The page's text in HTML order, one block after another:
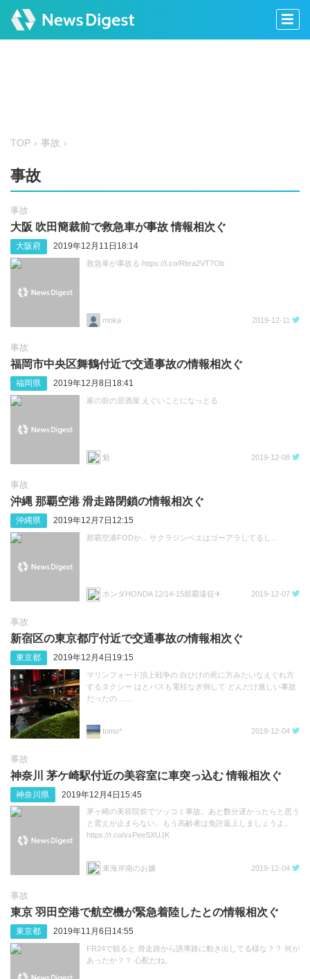
TOP 事故
事故
事故
大阪 吹田簡裁前で救急車が事故 情報相次ぐ
大阪府 2019年12月11日18:14
救急車が事故る https://t.co/Rbra2VT7Ob
moka 2019-12-11
事故
福岡市中央区舞鶴付近で交通事故の情報相次ぐ
福岡県 2019年12月8日18:41
家の前の居酒屋 えぐいことになっとる
魁 2019-12-08
事故
沖縄 那覇空港 滑走路閉鎖の情報相次ぐ
沖縄県 2019年12月7日12:15
那覇空港FODか... サクラジンベエはゴーアラしてるし...
ホンダHONDA 12/14-15那覇遠征✈ 2019-12-07
事故
新宿区の東京都庁付近で交通事故の情報相次ぐ
東京都 2019年12月4日19:15
マリンフォード頂上戦争の 白ひげの死に方みたいなえぐれ方
するタクシー はとバスも電柱なぎ倒して どんだけ激しい事故
だったの……
tomo* 2019-12-04
事故
神奈川 茅ケ崎駅付近の美容室に車突っ込む 情報相次ぐ
神奈川県 2019年12月4日15:45
茅ヶ崎の美容院前でツッコミ事故。あと数分遅かったらと思う
と震えが止まらない。もう高齢者は免許返上しましょうよ。
https://t.co/vxPeeSXUJK
東海岸南のお嬢 2019-12-04
事故
東京 羽田空港で航空機が緊急着陸したとの情報相次ぐ
東京都 2019年11月6日14:55
FR24で観ると 滑走路から誘導路に動き出してる様な？？ 何が
あったか？？ 心配だね。